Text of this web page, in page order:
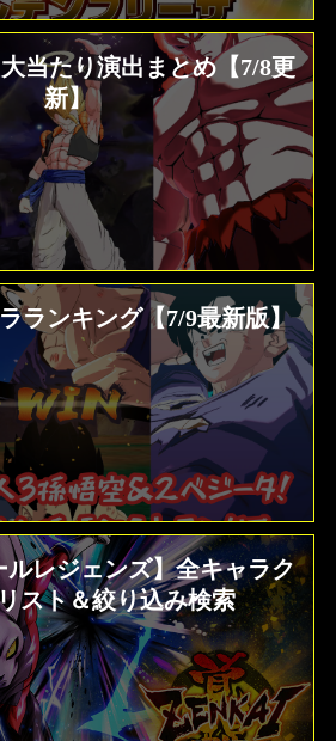
新】
ラランキング【7/9最新版】
スト＆絞り込み検索